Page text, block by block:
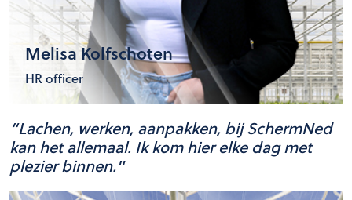
Melisa Kolfschoten
HR officer
“Lachen, werken, aanpakken, bij SchermNed
kan het allemaal. Ik kom hier elke dag met
plezier binnen."